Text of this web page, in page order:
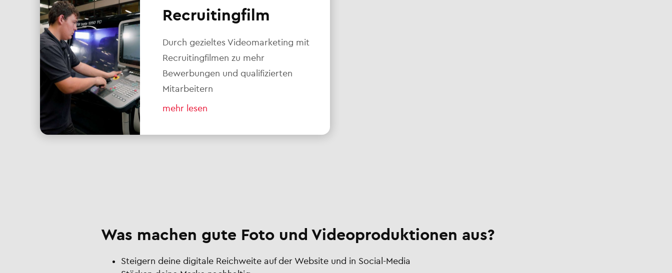
Recruitingfilm
Durch gezieltes Videomarketing mit
Recruitingfilmen zu mehr
Bewerbungen und qualifizierten
Mitarbeitern
mehr lesen
Was machen gute Foto und Videoproduktionen aus?
Steigern deine digitale Reichweite auf der Website und in Social-Media